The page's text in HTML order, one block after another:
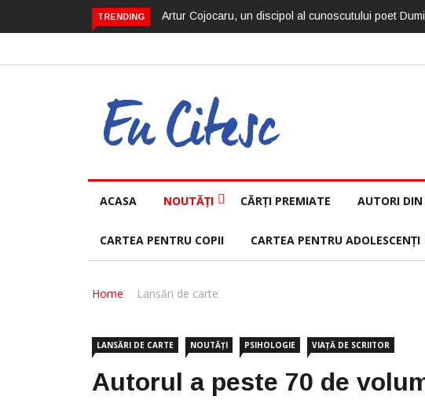
TRENDING Artur Cojocaru, un discipol al cunoscutului poet
ACASA NOUTĂȚI CĂRȚI PREMIATE AUTORI
CARTEA PENTRU COPII CARTEA PENTRU ADOLESCENȚI
Home Lansări de carte
LANSĂRI DE CARTE NOUTĂȚI PSIHOLOGIE VIAȚĂ DE SCRIITOR
Autorul a peste 70 de